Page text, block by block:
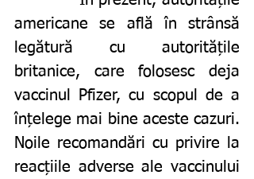
americane se află în strânsă
legătură cu autoritățile
britanice, care folosesc deja
vaccinul Pfizer, cu scopul de a
înțelege mai bine aceste cazuri.
Noile recomandări cu privire la
reacțiile adverse ale vaccinului